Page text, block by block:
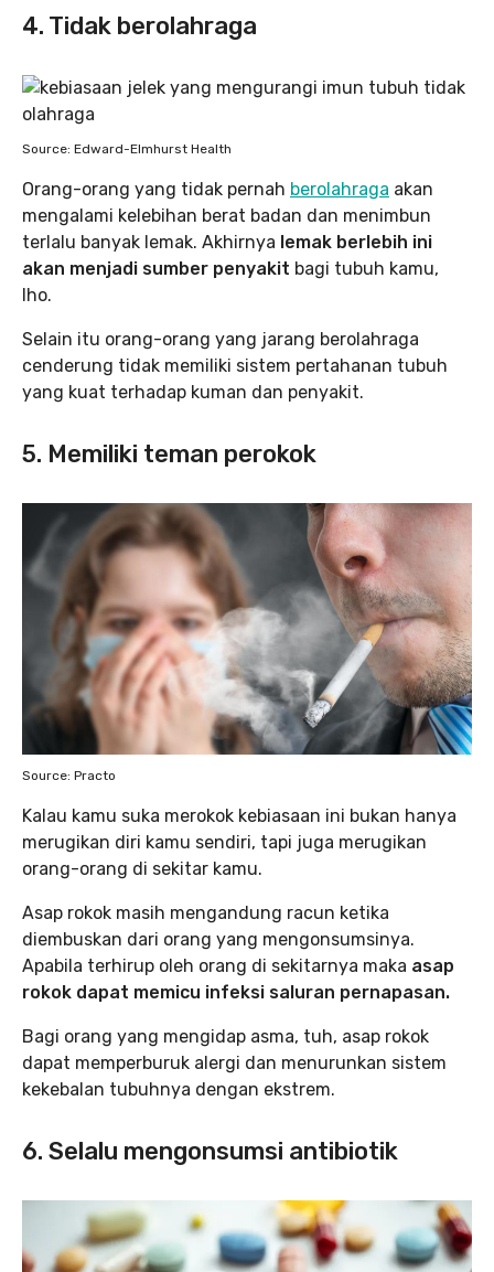
4. Tidak berolahraga
Source: Edward-Elmhurst Health
Orang-orang yang tidak pernah berolahraga akan
mengalami kelebihan berat badan dan menimbun
terlalu banyak lemak. Akhirnya lemak berlebih ini
akan menjadi sumber penyakit bagi tubuh kamu,
lho.
Selain itu orang-orang yang jarang berolahraga
cenderung tidak memiliki sistem pertahanan tubuh
yang kuat terhadap kuman dan penyakit.
5. Memiliki teman perokok
Source: Practo
Kalau kamu suka merokok kebiasaan ini bukan hanya
merugikan diri kamu sendiri, tapi juga merugikan
orang-orang di sekitar kamu.
Asap rokok masih mengandung racun ketika
diembuskan dari orang yang mengonsumsinya.
Apabila terhirup oleh orang di sekitarnya maka asap
rokok dapat memicu infeksi saluran pernapasan.
Bagi orang yang mengidap asma, tuh, asap rokok
dapat memperburuk alergi dan menurunkan sistem
kekebalan tubuhnya dengan ekstrem.
6. Selalu mengonsumsi antibiotik